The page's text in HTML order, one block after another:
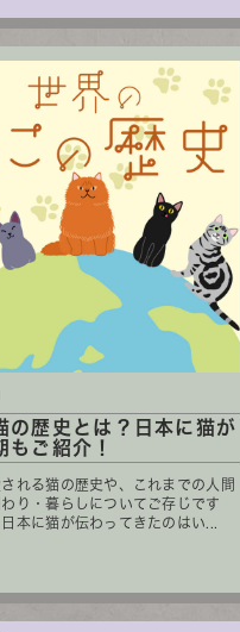
の歴史とは？日本に猫が
もご紹介！
れる猫の歴史や、これまでの人間
り・暮らしについてご存じです
本に猫が伝わってきたのはい...